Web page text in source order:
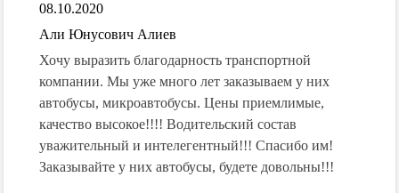
08.10.2020
Али Юнусович Алиев
Хочу выразить благодарность транспортной
компании. Мы уже много лет заказываем у них
автобусы, микроавтобусы. Цены приемлимые,
качество высокое!!!! Водительский состав
уважительный и интелегентный!!! Спасибо им!
Заказывайте у них автобусы, будете довольны!!!